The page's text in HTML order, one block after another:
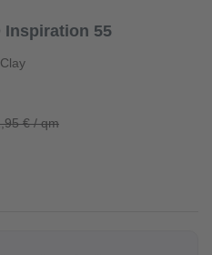
Inspiration 55
€ / qm